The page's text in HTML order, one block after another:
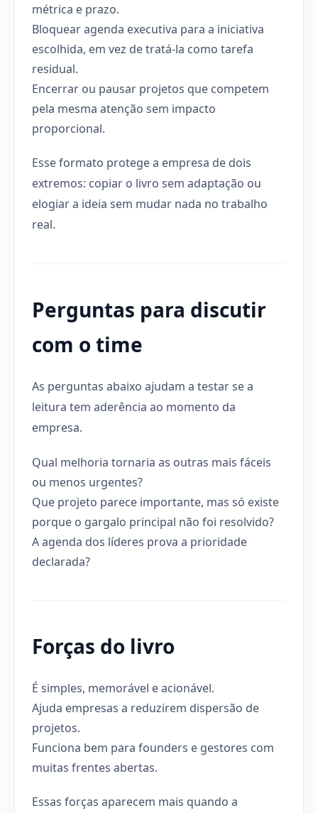
métrica e prazo.
Bloquear agenda executiva para a iniciativa
escolhida, em vez de tratá-la como tarefa
residual.
Encerrar ou pausar projetos que competem
pela mesma atenção sem impacto
proporcional.
Esse formato protege a empresa de dois
extremos: copiar o livro sem adaptação ou
elogiar a ideia sem mudar nada no trabalho
real.
Perguntas para discutir
com o time
As perguntas abaixo ajudam a testar se a
leitura tem aderência ao momento da
empresa.
Qual melhoria tornaria as outras mais fáceis
ou menos urgentes?
Que projeto parece importante, mas só existe
porque o gargalo principal não foi resolvido?
A agenda dos líderes prova a prioridade
declarada?
Forças do livro
É simples, memorável e acionável.
Ajuda empresas a reduzirem dispersão de
projetos.
Funciona bem para founders e gestores com
muitas frentes abertas.
Essas forças aparecem mais quando a